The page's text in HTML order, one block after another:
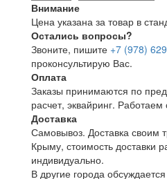
Внимание
Цена указана за товар в
Остались вопросы?
Звоните, пишите +7 (978)
проконсультирую Вас.
Оплата
Заказы принимаются по
расчет, эквайринг.
Доставка
Самовывоз. Доставка своим
Крыму, стоимость доставки
индивидуально.
В другие города